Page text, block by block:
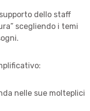
dello staff
scegliendo i temi
nelle sue molteplici